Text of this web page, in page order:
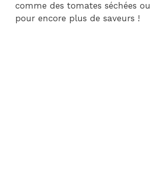
comme des tomates séchées ou
pour encore plus de saveurs !